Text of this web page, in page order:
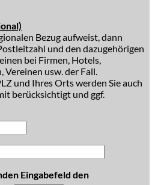
Bezug aufweist, dann
und den dazugehörigen
bei Firmen, Hotels,
Vereinen usw. der Fall.
und Ihres Orts werden Sie auch
berücksichtigt und ggf.
Eingabefeld den